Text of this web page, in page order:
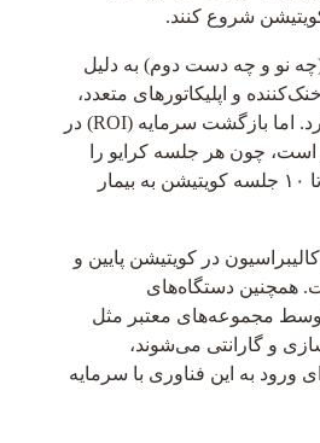
شروع کنند.
(چه نو و چه دست دوم) به دلیل
و اپلیکاتورهای متعدد،
سرمایه اولیه بالاتری نیاز دارد. اما بازگشت سرمایه (ROI) در
است، چون هر جلسه کرایو را
می‌توانید با قیمتی معادل ۶ تا ۱۰ جلسه کویتیشن به بیمار
در کویتیشن پایین و
همچنین دستگاه‌های
مجموعه‌های معتبر مثل
و گارانتی می‌شوند،
ورود به این فناوری با سرمایه